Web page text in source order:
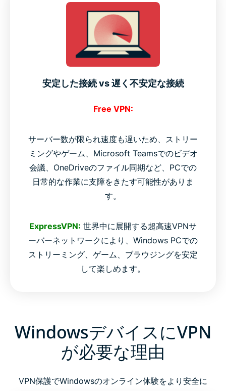
安定した接続 vs 遅く不安定な接続
Free VPN:
サーバー数が限られ速度も遅いため、ストリー
ミングやゲーム、Microsoft Teamsでのビデオ
会議、OneDriveのファイル同期など、PCでの
日常的な作業に支障をきたす可能性がありま
す。
ExpressVPN: 世界中に展開する超高速VPNサ
ーバーネットワークにより、Windows PCでの
ストリーミング、ゲーム、ブラウジングを安定
して楽しめます。
WindowsデバイスにVPN
が必要な理由
VPN保護でWindowsのオンライン体験をより安全に